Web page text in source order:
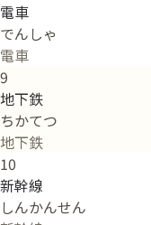
電車
でんしゃ
電車
9
地下鉄
ちかてつ
地下鉄
10
新幹線
しんかんせん